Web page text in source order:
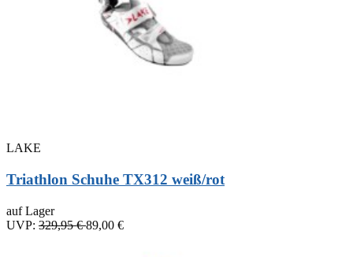
LAKE
Triathlon Schuhe TX312 weiß/rot
auf Lager
UVP: 329,95 € 89,00 €